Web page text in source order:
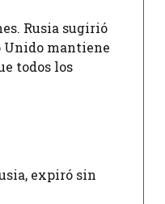
Rusia sugirió
Unido mantiene
todos los
expiró sin